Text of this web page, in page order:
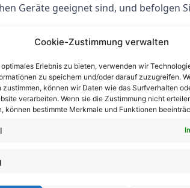
Cookie-Zustimmung verwalten
optimales Erlebnis zu bieten, verwenden wir
zu speichern und/oder darauf zuzugreifen.
zustimmen, können wir Daten wie das Surfverhalten
verarbeiten. Wenn sie die Zustimmung nicht
können bestimmte Merkmale und Funktionen
Geräte geeignet sind, und befolgen
immer oberste Priorität haben.
geeigneter persönlicher
nötig.
ist wichtig, um
Sie das Testdatum, die